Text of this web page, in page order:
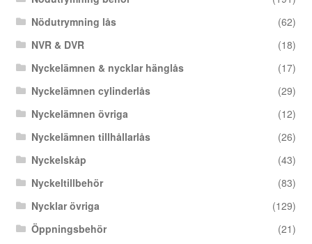
Nödutrymning lås
(62)
NVR & DVR
(18)
Nyckelämnen & nycklar hänglås
(17)
Nyckelämnen cylinderlås
(29)
Nyckelämnen övriga
(12)
Nyckelämnen tillhållarlås
(26)
Nyckelskåp
(43)
Nyckeltillbehör
(83)
Nycklar övriga
(129)
Öppningsbehör
(21)